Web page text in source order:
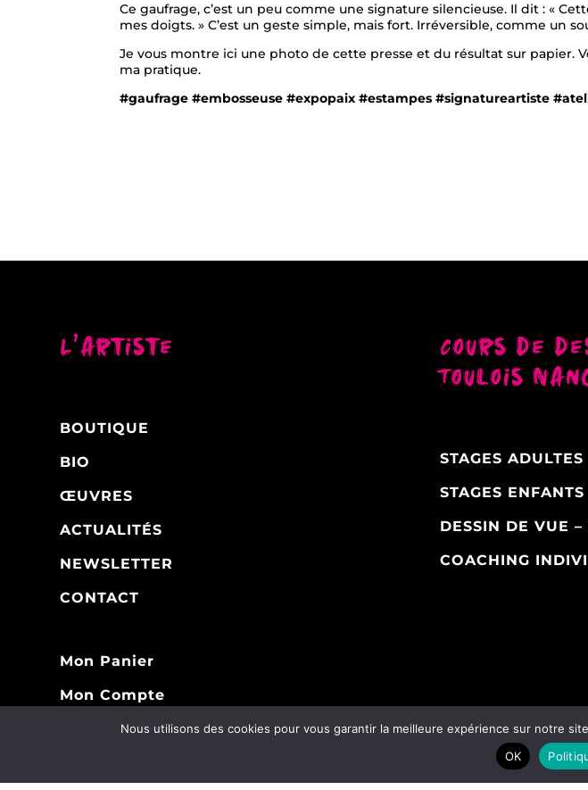
Ce gaufrage, c’est un peu comme une signature silencieuse. Il dit : «
mes doigts. » C’est un geste simple, mais fort. Irréversible, comme un
Je vous montre ici une photo de cette presse et du résultat sur papier.
ma pratique.
#gaufrage #embosseuse #expopaix #estampes #signatureartiste
L’artiste
BOUTIQUE
BIO
ŒUVRES
ACTUALITÉS
NEWSLETTER
CONTACT
Mon Panier
Mon Compte
Cours de
Toulois
STAGES ADULTES
STAGES ENFANTS
DESSIN DE VUE
COACHING
2026 © MATTHIEU EXPOSITO - Tous droits réservés /CGV/
Nous utilisons des cookies pour vous garantir la meilleure expérience sur notre
OK